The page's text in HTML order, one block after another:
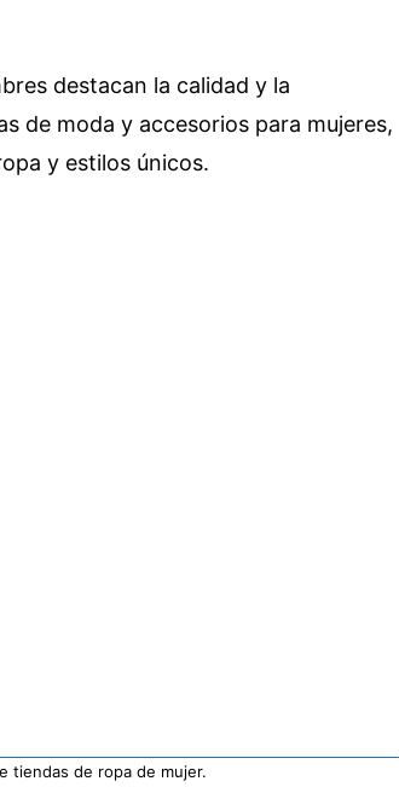
destacan la calidad y la
de moda y accesorios para mujeres,
y estilos únicos.
tiendas de ropa de mujer.